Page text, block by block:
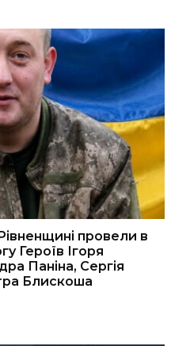
провели в
Героїв Ігоря
Паніна, Сергія
Блискоша